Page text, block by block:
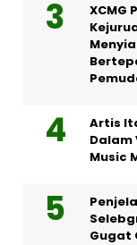
XCMG
Artis
Dalam
Music
Gugat